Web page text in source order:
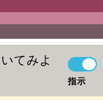
てみよ
指示